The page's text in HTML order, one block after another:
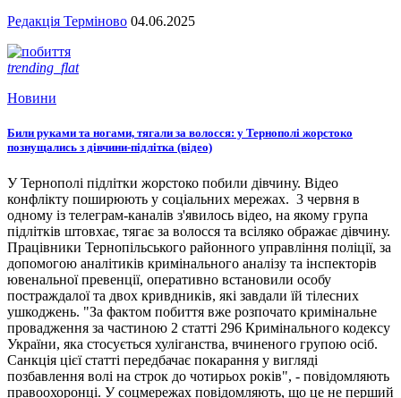
Редакція Терміново 04.06.2025
trending_flat
Новини
Били руками та ногами, тягали за волосся: у Тернополі жорстоко
познущались з дівчини-підлітка (відео)
У Тернополі підлітки жорстоко побили дівчину. Відео
конфлікту поширюють у соціальних мережах. 3 червня в
одному із телеграм-каналів з'явилось відео, на якому група
підлітків штовхає, тягає за волосся та всіляко ображає дівчину.
Працівники Тернопільського районного управління поліції, за
допомогою аналітиків кримінального аналізу та інспекторів
ювенальної превенції, оперативно встановили особу
постраждалої та двох кривдників, які завдали їй тілесних
ушкоджень. "За фактом побиття вже розпочато кримінальне
провадження за частиною 2 статті 296 Кримінального кодексу
України, яка стосується хуліганства, вчиненого групою осіб.
Санкція цієї статті передбачає покарання у вигляді
позбавлення волі на строк до чотирьох років", - повідомляють
правоохоронці. У соцмережах повідомляють, що це не перший